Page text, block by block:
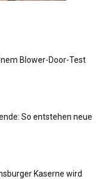
Blower-Door-Test
So entstehen neue
Kaserne wird